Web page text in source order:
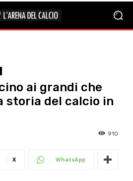
ai grandi che
storia del calcio in
910
X WhatsApp